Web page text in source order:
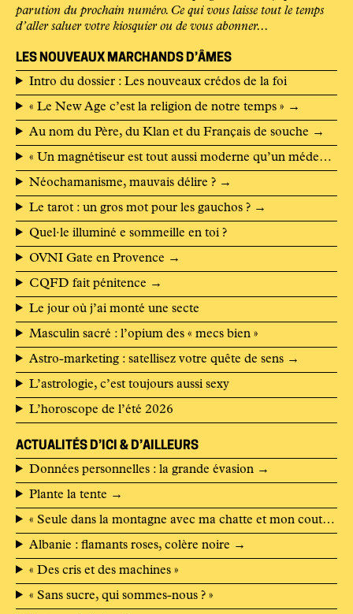
parution du prochain numéro. Ce qui vous laisse tout le temps
d’aller saluervotre kiosquierou de vous abonner...
LES NOUVEAUX MARCHANDS D’ÂMES
Intro du dossier : Les nouveaux crédos de la foi
« Le New Age c’est la religion de notre temps » →
Au nom du Père, du Klan et du Français de souche →
« Un magnétiseur est tout aussi moderne qu’un médecin »
Néochamanisme, mauvais délire ? →
Le tarot : un gros mot pour les gauchos ? →
Quel·le illuminé e sommeille en toi ?
OVNI Gate en Provence →
CQFD fait pénitence →
Le jour où j’ai monté une secte
Masculin sacré : l’opium des « mecs bien »
Astro-marketing : satellisez votre quête de sens →
L’astrologie, c’est toujours aussi sexy
L’horoscope de l’été 2026
ACTUALITÉS D’ICI & D’AILLEURS
Données personnelles : la grande évasion →
Plante la tente →
« Seule dans la montagne avec ma chatte et mon couteau »
Albanie : flamants roses, colère noire →
« Des cris et des machines »
« Sans sucre, qui sommes-nous ? »